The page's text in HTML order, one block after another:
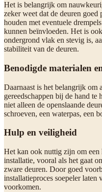
Het is belangrijk om
zeker weet dat de deuren goed
houden met eventuele
kunnen beïnvloeden. Het is
ondergrond vlak en stevig is,
stabiliteit van de deuren.
Benodigde materialen
Daarnaast is het belangrijk om
gereedschappen bij de hand
niet alleen de openslaande
schroeven, een waterpas, een
Hulp en veiligheid
Het kan ook nuttig zijn om een
installatie, vooral als het gaat
zware deuren. Door goed
installatieproces soepeler
voorkomen.